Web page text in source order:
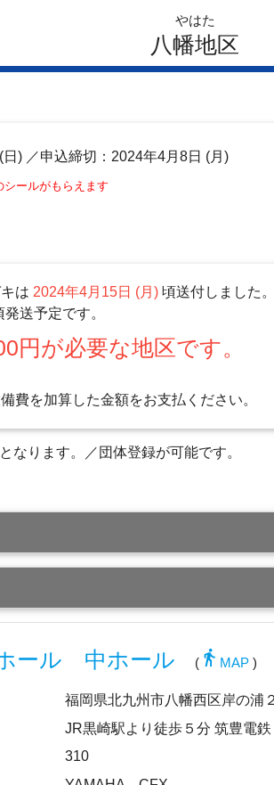
やはた
八幡地区
(日) ／申込締切：2024年4月8日 (月)
シールがもらえます
は 2024年4月15日 (月)頃送付しました。
発送予定です。
円が必要な地区です。
費を加算した金額をお支払ください。
なります。／団体登録が可能です。
ール 中ホール ( directions_walk MAP )
福岡県北九州市八幡西区岸の浦
JR黒崎駅より徒歩５分 筑豊電
310